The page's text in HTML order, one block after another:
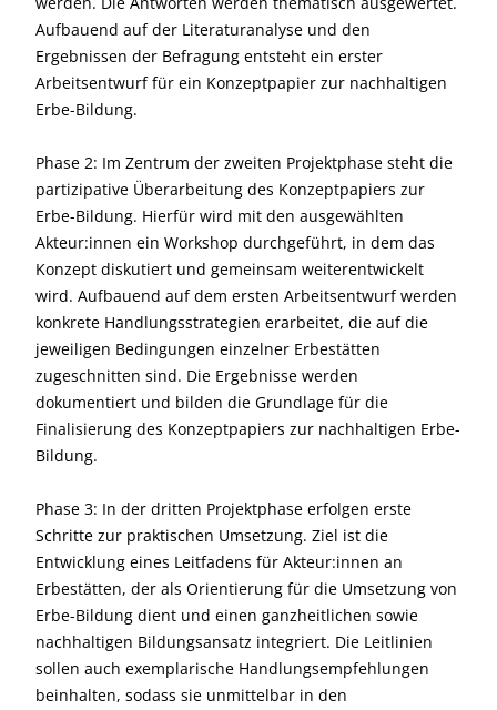
Aufbauend auf der Literaturanalyse und den
Ergebnissen der Befragung entsteht ein erster
Arbeitsentwurf für ein Konzeptpapier zur nachhaltigen
Erbe-Bildung.
Phase 2: Im Zentrum der zweiten Projektphase steht die
partizipative Überarbeitung des Konzeptpapiers zur
Erbe-Bildung. Hierfür wird mit den ausgewählten
Akteur:innen ein Workshop durchgeführt, in dem das
Konzept diskutiert und gemeinsam weiterentwickelt
wird. Aufbauend auf dem ersten Arbeitsentwurf werden
konkrete Handlungsstrategien erarbeitet, die auf die
jeweiligen Bedingungen einzelner Erbestätten
zugeschnitten sind. Die Ergebnisse werden
dokumentiert und bilden die Grundlage für die
Finalisierung des Konzeptpapiers zur nachhaltigen Erbe-
Bildung.
Phase 3: In der dritten Projektphase erfolgen erste
Schritte zur praktischen Umsetzung. Ziel ist die
Entwicklung eines Leitfadens für Akteur:innen an
Erbestätten, der als Orientierung für die Umsetzung von
Erbe-Bildung dient und einen ganzheitlichen sowie
nachhaltigen Bildungsansatz integriert. Die Leitlinien
sollen auch exemplarische Handlungsempfehlungen
beinhalten, sodass sie unmittelbar in den